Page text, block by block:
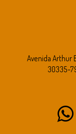
Avenida Arthur
30335-